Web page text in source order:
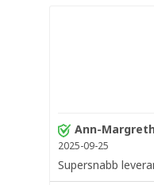
Ann-
2025-09-25
Supersnabb